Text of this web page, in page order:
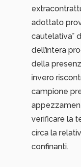
adottato
cautelativa”
dell’intera
della
invero
campione
verificare la
circa la
confinanti.